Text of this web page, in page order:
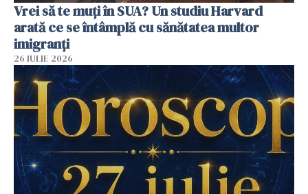
Vrei să te muți în SUA? Un studiu Harvard
arată ce se întâmplă cu sănătatea multor
imigranți
26 IULIE 2026